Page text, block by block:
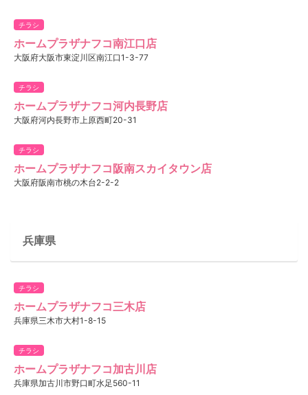
チラシ
ホームプラザナフコ南江口店
大阪府大阪市東淀川区南江口1-3-77
チラシ
ホームプラザナフコ河内長野店
大阪府河内長野市上原西町20-31
チラシ
ホームプラザナフコ阪南スカイタウン店
大阪府阪南市桃の木台2-2-2
兵庫県
チラシ
ホームプラザナフコ三木店
兵庫県三木市大村1-8-15
チラシ
ホームプラザナフコ加古川店
兵庫県加古川市野口町水足560-11